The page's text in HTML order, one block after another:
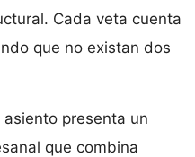
Cada veta cuenta
que no existan dos
asiento presenta un
que combina